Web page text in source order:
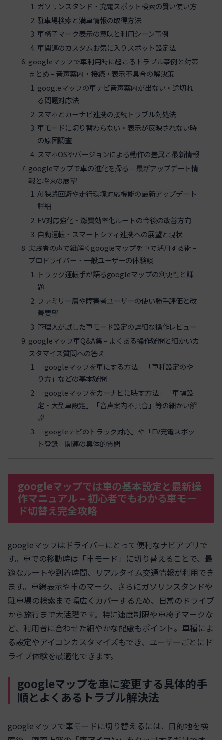
ガソリンスタンド・充電スポット検索の賢い使い方
駐車場検索と満車情報の取得方法
車椅子マーク表示の意味と利用シーン事例
車関連のカスタムお気に入りスポット設定法
googleマップで車利用時に起こるトラブル事例と対策
まとめ – 音声案内・接続・表示不具合の解決策
googleマップの車ナビ音声案内が出ない・途切れ
る問題対応法
スマホとカーナビ連携の接続トラブル対処法
車モードに切り替わらない・表示が反映されない時
の原因調査
スマホOSやバージョンによる動作の差異と最新情報
googleマップで車の進化を探る – 最新アップデート情
報と将来の展望
AI狭路回避や走行環境対応機能の最新アップデート
詳細
EV対応強化・燃費効率化ルートの今後の改善方向
自動運転・スマートシティ連携への展望と現状
実践者の声で紐解くgoogleマップを車で活用する術 –
プロドライバー・一般ユーザーの体験談
トラック運転手が語るgoogleマップの利便性と課
題
ファミリー層や障害者ユーザーの使い勝手評価と改
善要望
管理人が試した車モード設定の詳細な操作レビュー
googleマップ車Q&A集 – よくある操作疑問と細かいカ
スタマイズ質問への答え
「googleマップを車にする方法」「車種設定のや
り方」などの基本疑問
「googleマップをカーナビに映す方法」「車幅設
定・大型車設定」「音声案内不具合」等の細かい解
説
「googleナビのトラック対応」や「EV充電スポッ
ト登録」関連の具体的質問
googleマップでは車の基本設定と最新操
作マニュアル – 初心者でもわかる車モー
ド切替え完全攻略
googleマップはドライバーにとって便利なナビアプリで
す。車での移動時は「車モード」に切り替えることで、最
適なルートや到着時間、リアルタイム交通情報が利用でき
ます。車線表示や車のマーク、さらにガソリンスタンドや
駐車場の検索まで幅広くカバーするため、日常のドライブ
から旅行まで大活躍です。特に速度制限や車椅子マークな
ど、利用者に合わせた細やかな配慮もポイント。車種によ
る設定やアイコンカスタマイズもでき、ユーザーごとにド
ライブ体験を最適化できます。
googleマップを車に変更する具体的手
順とよくあるトラブル解決法
googleマップで車モードに切り替えるには、目的地を検